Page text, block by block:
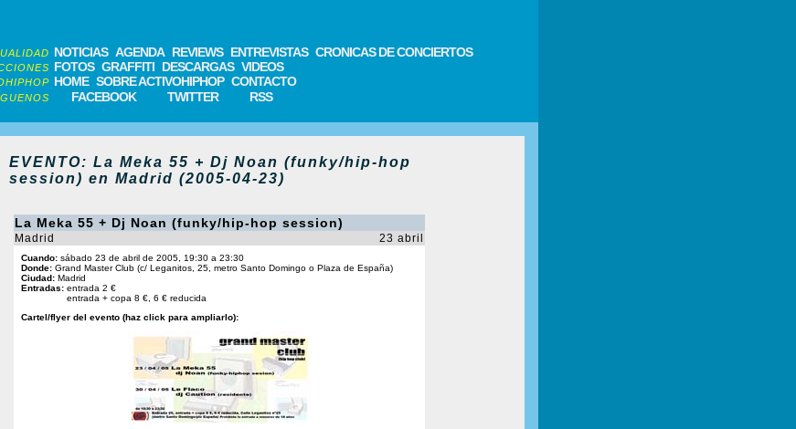
NOTICIAS AGENDA REVIEWS ENTREVISTAS CRONICAS DE CONCIERTOS
FOTOS GRAFFITI DESCARGAS VIDEOS
HOME SOBRE ACTIVOHIPHOP CONTACTO
FACEBOOK TWITTER RSS
EVENTO: La Meka 55 + Dj Noan (funky/hip-hop
session) en Madrid (2005-04-23)
La Meka 55 + Dj Noan (funky/hip-hop session)
Madrid 23 abril
Cuando:sábado 23 de abril de 2005, 19:30 a 23:30
Donde:Grand Master Club (c/ Leganitos, 25, metro Santo Domingo o Plaza de España)
Ciudad:Madrid
Entradas: entrada 2 €
entrada + copa 8 €, 6 € reducida
Cartel/flyer del evento (haz click para ampliarlo):